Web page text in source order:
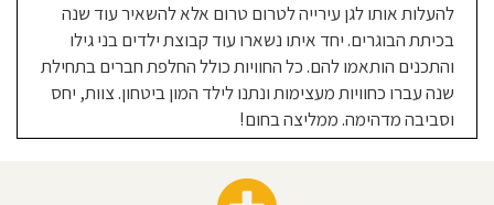
להעלות אותו לגן עירייה לטרום טרום אלא להשאיר עוד שנה
בכיתת הבוגרים. יחד איתו נשארו עוד קבוצת ילדים בני גילו
והתכנים הותאמו להם. כל החוויות כולל החלפת חברים בתחילת
שנה עברו כחוויות מעצימות ונתנו לילד המון ביטחון. צוות, יחס
וסביבה מדהימה. ממליצה בחום!